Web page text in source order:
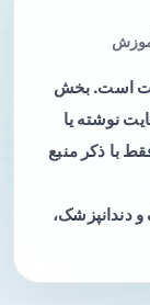
است. بخش
نوشته یا
با ذکر منبع
دندانپزشک،